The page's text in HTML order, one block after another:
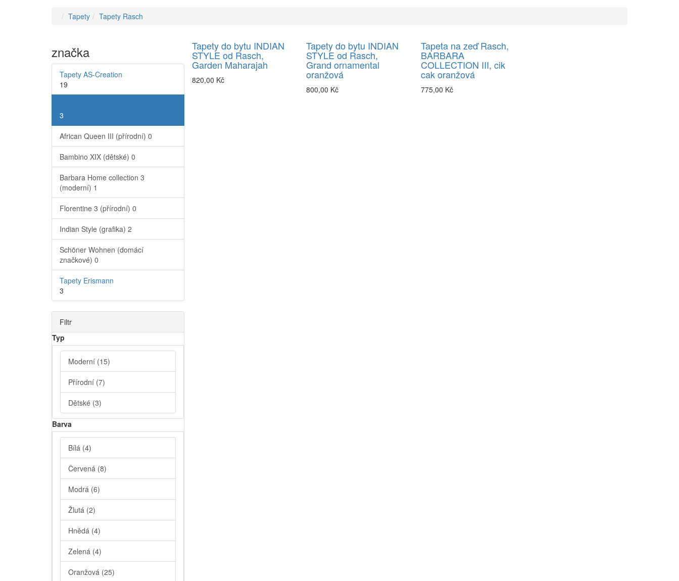
Tapety Tapety Rasch
značka
Tapety AS-Creation
19
3
African Queen III (přírodní) 0
Bambino XIX (dětské) 0
Barbara Home collection 3
(moderní) 1
Florentine 3 (přírodní) 0
Indian Style (grafika) 2
Schöner Wohnen (domácí
značkové) 0
Tapety Erismann
3
Filtr
Typ
Moderní (15)
Přírodní (7)
Dětské (3)
Barva
Bílá (4)
Červená (8)
Modrá (6)
Žlutá (2)
Hnědá (4)
Zelená (4)
Oranžová (25)
Tapety do bytu INDIAN
STYLE od Rasch,
Garden Maharajah
820,00 Kč
Tapety do bytu INDIAN
STYLE od Rasch,
Grand ornamental
oranžová
800,00 Kč
Tapeta na zeď Rasch,
BARBARA
COLLECTION III, cik
cak oranžová
775,00 Kč